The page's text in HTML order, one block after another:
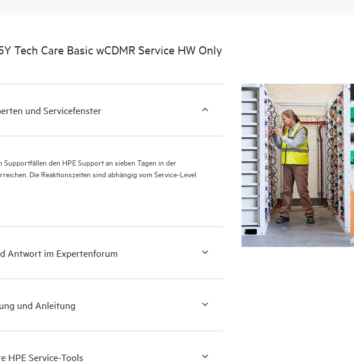
ausführen und ein Portal mit
HPE Tech Care Service
für Operational Excellence und
Tech Care Basic wCDMR Service HW Only
und Servicefenster
den HPE Support an sieben Tagen in der
Die Reaktionszeiten sind abhängig vom Service-Level
Antwort im Expertenforum
und Anleitung
HPE Service-Tools